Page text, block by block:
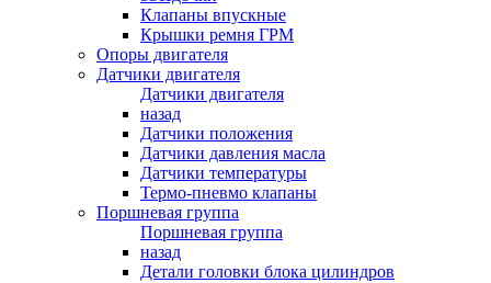
Клапаны впускные
Крышки ремня ГРМ
Опоры двигателя
Датчики двигателя
Датчики двигателя
назад
Датчики положения
Датчики давления масла
Датчики температуры
Термо-пневмо клапаны
Поршневая группа
Поршневая группа
назад
Детали головки блока цилиндров